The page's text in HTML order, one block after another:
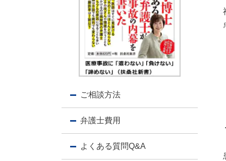
ご相談方法
弁護士費用
よくある質問Q&A